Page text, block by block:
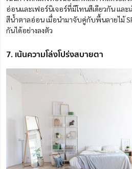
อ่อนและเฟอร์นิเจอร์ที่มีโทนสีเดียวกัน และ
สีน้ำตาลอ่อน เมื่อนำมาจับคู่กับพื้นลายไม้
กันได้อย่างลงตัว
7. เน้นความโล่งโปร่งสบายตา